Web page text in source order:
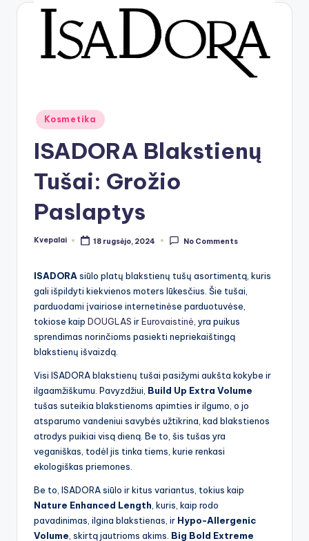
Posted
in
Kosmetika
ISADORA Blakstienų
Tušai: Grožio
Paslaptys
Posted
Kvepalai 18 rugsėjo, 2024 No Comments
ISADORAsiūlo platų blakstienų tušų asortimentą, kuris
gali išpildyti kiekvienos moters lūkesčius. Šie tušai,
parduodami įvairiose internetinėse parduotuvėse,
tokiose kaip DOUGLAS irEurovaistinė, yra puikus
sprendimas norinčioms pasiekti nepriekaištingą
blakstienų išvaizdą.
Visi ISADORA blakstienų tušai pasižymi aukšta kokybe ir
ilgaamžiškumu. Pavyzdžiui, Build Up Extra Volume
tušas suteikia blakstienoms apimties ir ilgumo, o jo
atsparumo vandeniui savybės užtikrina, kad blakstienos
atrodys puikiai visą dieną. Be to, šis tušas yra
veganiškas, todėl jis tinka tiems, kurie renkasi
ekologiškas priemones.
Be to, ISADORA siūlo ir kitus variantus, tokius kaip
Nature Enhanced Length, kuris, kaip rodo
pavadinimas, ilgina blakstienas, ir Hypo-Allergenic
Volume, skirtą jautrioms akims. Big Bold Extreme